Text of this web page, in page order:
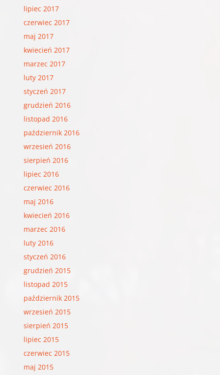
lipiec 2017
czerwiec 2017
maj 2017
kwiecień 2017
marzec 2017
luty 2017
styczeń 2017
grudzień 2016
listopad 2016
październik 2016
wrzesień 2016
sierpień 2016
lipiec 2016
czerwiec 2016
maj 2016
kwiecień 2016
marzec 2016
luty 2016
styczeń 2016
grudzień 2015
listopad 2015
październik 2015
wrzesień 2015
sierpień 2015
lipiec 2015
czerwiec 2015
maj 2015